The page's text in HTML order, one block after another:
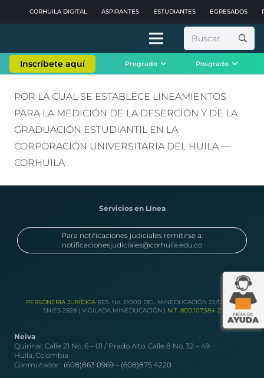
CORHUILA DIGITAL ASPIRANTES ESTUDIANTES EGRESADOS
Buscar:
Inscríbete aquí Pregrado Posgrado
POR LA CUAL SE ESTABLECE LINEAMIENTOS
PARA LA MEDICIÓN DE LA DESERCIÓN Y DE LA
GRADUACIÓN ESTUDIANTIL EN LA
CORPORACIÓN UNIVERSITARIA DEL HUILA —
CORHUILA
Servicios en Línea
Para notificaciones judiciales remitirse a:
notificacionesjudiciales@corhuila.edu.co
PERSONERÍA JURÍDICA RES. No. 21000 DEL MINEDUCACIÓN 22/12/1989
SNIES 2828 | VIGILADA MINEDUCACIÓN | NIT. 800.107.584-2
Neiva
Quirinal: Calle 21 No. 6 – 01 / Prado Alto: Calle 8 No. 32 – 49
Huila, Colombia
Conmutador: (608)863 0969 – (608)875 4220